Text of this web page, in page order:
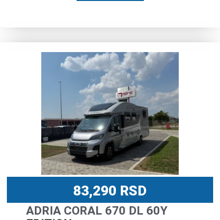
83,290 RSD
ADRIA CORAL 670 DL 60Y